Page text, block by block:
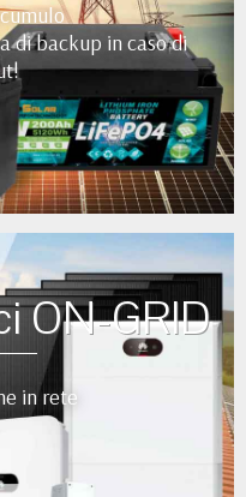
di backup in caso di
ON-GRID
in rete